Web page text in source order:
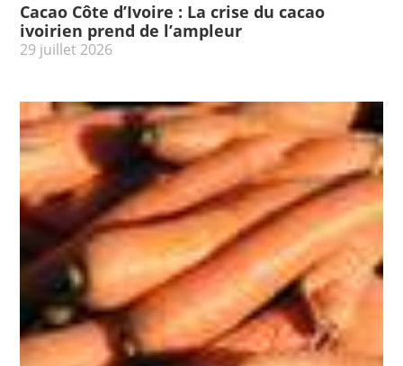
Cacao Côte d’Ivoire : La crise du cacao
ivoirien prend de l’ampleur
29 juillet 2026